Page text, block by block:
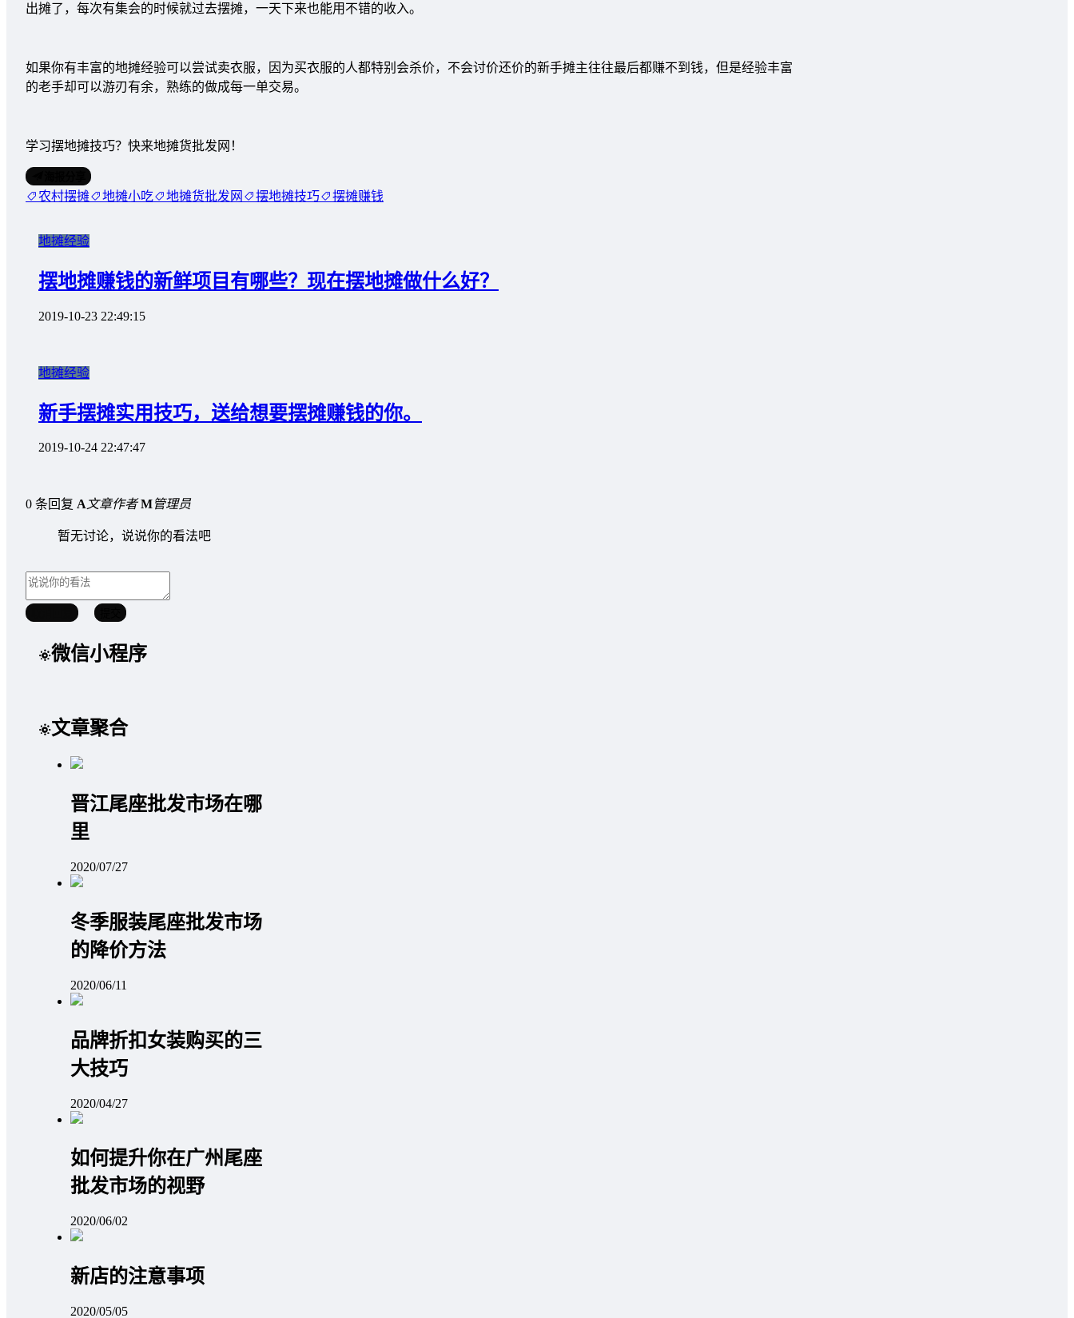
出摊了，每次有集会的时候就过去摆摊，一天下来也能用不错的收入。
如果你有丰富的地摊经验可以尝试卖衣服，因为买衣服的人都特别会杀价，不会讨价还价的新手摊主往往最后都赚不到钱，但是经验丰富
的老手却可以游刃有余，熟练的做成每一单交易。
学习摆地摊技巧？快来地摊货批发网！
农村摆摊 地摊小吃 地摊货批发网 摆地摊技巧 摆摊赚钱
地摊经验
摆地摊赚钱的新鲜项目有哪些？现在摆地摊做什么好？
2019-10-23 22:49:15
地摊经验
新手摆摊实用技巧，送给想要摆摊赚钱的你。
2019-10-24 22:47:47
0 条回复 A文章作者 M管理员
暂无讨论，说说你的看法吧
微信小程序
文章聚合
晋江尾座批发市场在哪
里
2020/07/27
冬季服装尾座批发市场
的降价方法
2020/06/11
品牌折扣女装购买的三
大技巧
2020/04/27
如何提升你在广州尾座
批发市场的视野
2020/06/02
新店的注意事项
2020/05/05